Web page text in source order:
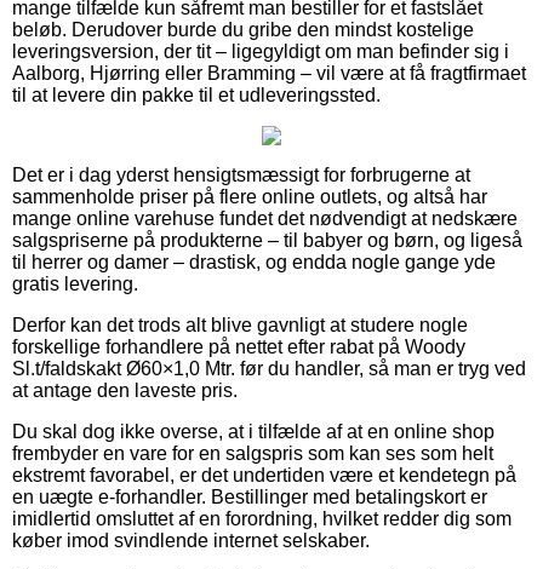
mange tilfælde kun såfremt man bestiller for et fastslået
beløb. Derudover burde du gribe den mindst kostelige
leveringsversion, der tit – ligegyldigt om man befinder sig i
Aalborg, Hjørring eller Bramming – vil være at få fragtfirmaet
til at levere din pakke til et udleveringssted.
Det er i dag yderst hensigtsmæssigt for forbrugerne at
sammenholde priser på flere online outlets, og altså har
mange online varehuse fundet det nødvendigt at nedskære
salgspriserne på produkterne – til babyer og børn, og ligeså
til herrer og damer – drastisk, og endda nogle gange yde
gratis levering.
Derfor kan det trods alt blive gavnligt at studere nogle
forskellige forhandlere på nettet efter rabat på Woody
Sl.t/faldskakt Ø60×1,0 Mtr. før du handler, så man er tryg ved
at antage den laveste pris.
Du skal dog ikke overse, at i tilfælde af at en online shop
frembyder en vare for en salgspris som kan ses som helt
ekstremt favorabel, er det undertiden være et kendetegn på
en uægte e-forhandler. Bestillinger med betalingskort er
imidlertid omsluttet af en forordning, hvilket redder dig som
køber imod svindlende internet selskaber.